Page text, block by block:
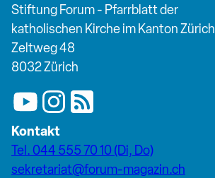
Stiftung Forum - Pfarrblatt der
katholischen Kirche im Kanton Zürich
Zeltweg 48
8032 Zürich
Kontakt
Tel. 044 555 70 10 (Di, Do)
sekretariat@forum-magazin.ch